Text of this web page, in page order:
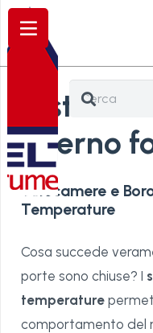
Sistemi
interno
Telecamere e
Temperature
Cosa succede
porte sono chiuse? I
temperature
comportamento del